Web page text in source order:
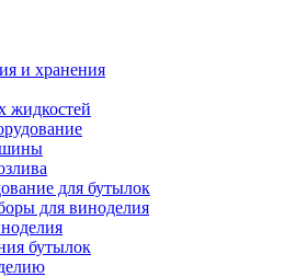
и хранения
жидкостей
для бутылок
для виноделия
бутылок